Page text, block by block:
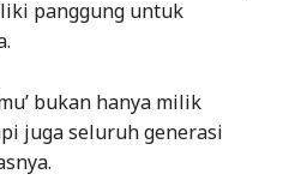
panggung untuk
bukan hanya milik
juga seluruh generasi